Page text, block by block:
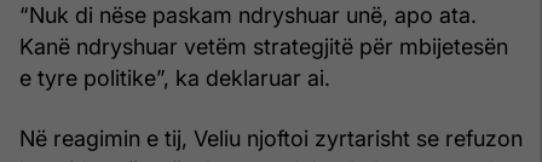
“Nuk di nëse paskam ndryshuar unë, apo ata.
Kanë ndryshuar vetëm strategjitë për mbijetesën
e tyre politike”, ka deklaruar ai.
Në reagimin e tij, Veliu njoftoi zyrtarisht se refuzon